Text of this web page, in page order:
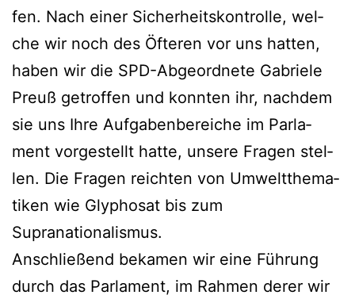
fen. Nach einer Sicher­heits­kon­trol­le, wel­
che wir noch des Öfte­ren vor uns hat­ten,
haben wir die SPD-Abge­ord­ne­te Gabrie­le
Preuß getrof­fen und konn­ten ihr, nach­dem
sie uns Ihre Auf­ga­ben­be­rei­che im Par­la­
ment vor­ge­stellt hat­te, unse­re Fra­gen stel­
len. Die Fra­gen reich­ten von Umwelt­the­ma­
ti­ken wie Gly­pho­sat bis zum
Supranationalismus.
Anschlie­ßend beka­men wir eine Füh­rung
durch das Par­la­ment, im Rah­men derer wir